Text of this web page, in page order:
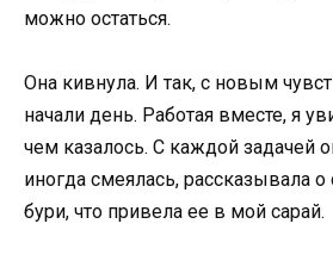
можно остаться.
Она кивнула. И так, с новым
начали день. Работая вместе, я
чем казалось. С каждой задачей
иногда смеялась, рассказывала
бури, что привела ее в мой сарай.